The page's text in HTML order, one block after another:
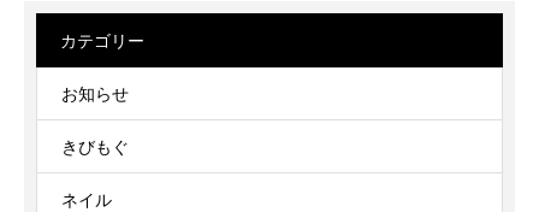
カテゴリー
お知らせ
きびもぐ
ネイル